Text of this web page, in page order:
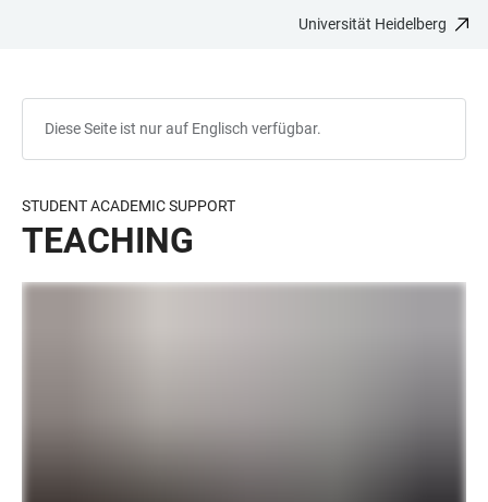
Universität Heidelberg
Diese Seite ist nur auf Englisch verfügbar.
STUDENT ACADEMIC SUPPORT
TEACHING